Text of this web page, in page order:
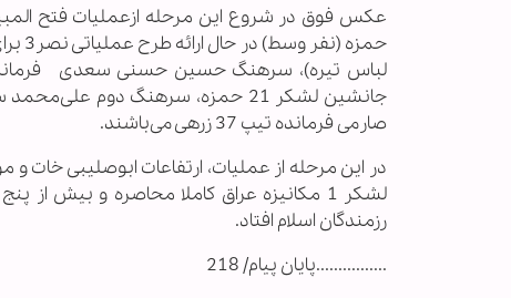
صارمی فرمانده تیپ 37 زرهی می‌باشند.
لشکر 1 مکانیزه عراق کاملا محاصره و بیش
رزمندگان اسلام افتاد.
................پایان پیام/ 218